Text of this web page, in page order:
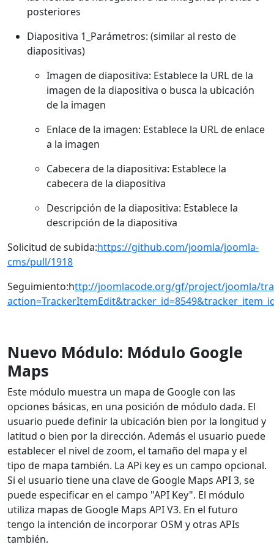
posteriores
Diapositiva 1_Parámetros: (similar al resto de
diapositivas)
Imagen de diapositiva: Establece la URL de la
imagen de la diapositiva o busca la ubicación
de la imagen
Enlace de la imagen: Establece la URL de enlace
a la imagen
Cabecera de la diapositiva: Establece la
cabecera de la diapositiva
Descripción de la diapositiva: Establece la
descripción de la diapositiva
Solicitud de subida:https://github.com/joomla/joomla-
cms/pull/1918
Seguimiento:http://joomlacode.org/gf/project/joomla/
Nuevo Módulo: Módulo Google
Maps
Este módulo muestra un mapa de Google con las
opciones básicas, en una posición de módulo dada. El
usuario puede definir la ubicación bien por la longitud y
latitud o bien por la dirección. Además el usuario puede
establecer el nivel de zoom, el tamaño del mapa y el
tipo de mapa también. La APi key es un campo opcional.
Si el usuario tiene una clave de Google Maps API 3, se
puede especificar en el campo "API Key". El módulo
utiliza mapas de Google Maps API V3. En el futuro
tengo la intención de incorporar OSM y otras APIs
también.